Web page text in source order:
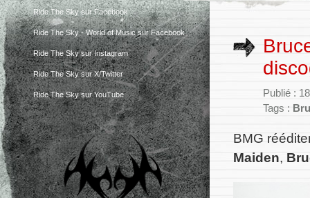
Ride The Sky sur Facebook
Ride The Sky - World of Music sur Facebook
Ride The Sky sur Instagram
Ride The Sky sur X/Twitter
Ride The Sky sur YouTube
Publié :
Tags :
BMG
Maiden,